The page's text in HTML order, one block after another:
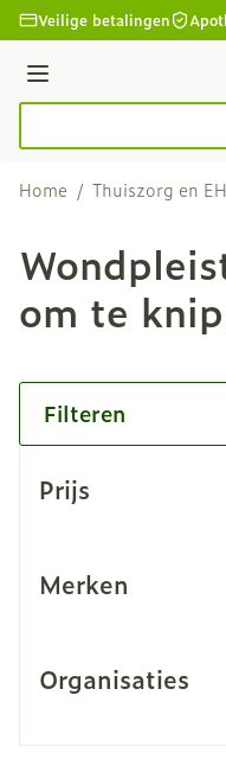
Ga naar de inhoud
Veilige betalingen
Menu
Home / Thuiszorg en
om te
Filteren
Prijs
Merken
Organisaties